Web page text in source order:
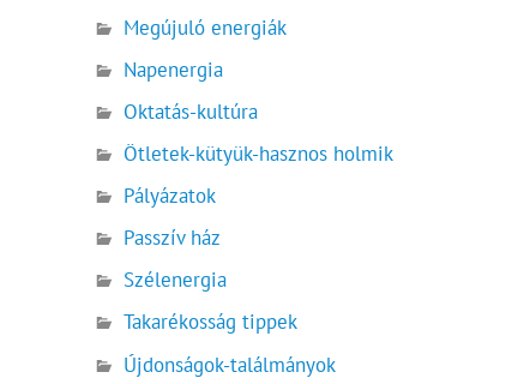
Megújuló energiák
Napenergia
Oktatás-kultúra
Ötletek-kütyük-hasznos holmik
Pályázatok
Passzív ház
Szélenergia
Takarékosság tippek
Újdonságok-találmányok